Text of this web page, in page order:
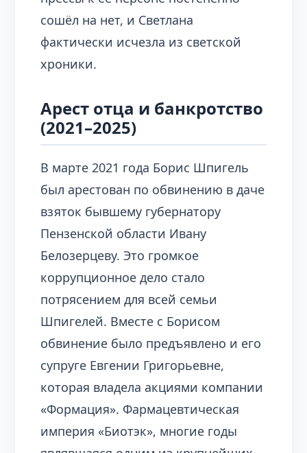
сошёл на нет, и Светлана
фактически исчезла из светской
хроники.
Арест отца и банкротство
(2021–2025)
В марте 2021 года Борис Шпигель
был арестован по обвинению в даче
взяток бывшему губернатору
Пензенской области Ивану
Белозерцеву. Это громкое
коррупционное дело стало
потрясением для всей семьи
Шпигелей. Вместе с Борисом
обвинение было предъявлено и его
супруге Евгении Григорьевне,
которая владела акциями компании
«Формация». Фармацевтическая
империя «Биотэк», многие годы